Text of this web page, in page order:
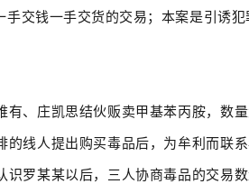
交钱一手交货的交易；本案是引诱
、庄凯思结伙贩卖甲基苯丙胺，数
线人提出购买毒品后，为牟利而联
罗某某以后，三人协商毒品的交易